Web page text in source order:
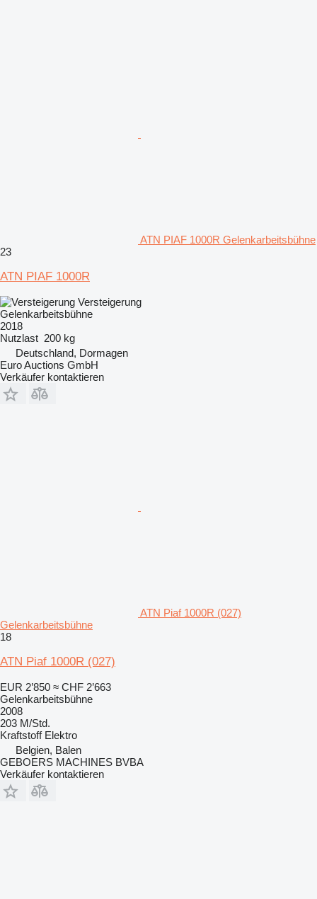
ATN PIAF 1000R Gelenkarbeitsbühne
23
ATN PIAF 1000R
Versteigerung
Gelenkarbeitsbühne
2018
Nutzlast 200 kg
Deutschland, Dormagen
Euro Auctions GmbH
Verkäufer kontaktieren
ATN Piaf 1000R (027)
Gelenkarbeitsbühne
18
ATN Piaf 1000R (027)
EUR 2’850 ≈ CHF 2’663
Gelenkarbeitsbühne
2008
203 M/Std.
Kraftstoff Elektro
Belgien, Balen
GEBOERS MACHINES BVBA
Verkäufer kontaktieren